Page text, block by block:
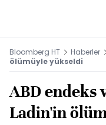
Bloomberg HT Haberler
ölümüyle yükseldi
ABD endeks
Ladin'in